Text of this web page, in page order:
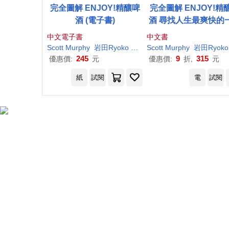
完全圖解 ENJOY!精釀啤
酒 (電子書)
中文電子書
Scott Murphy 岩田 Ryoko
黛西
優惠價: 245 元
完全圖解 ENJOY!精
酒 尋找人生最爽快的
中文書
Scott Murphy 岩田 Ryoko
優惠價: 9 折, 315 元
紙 試閱 電 試閱